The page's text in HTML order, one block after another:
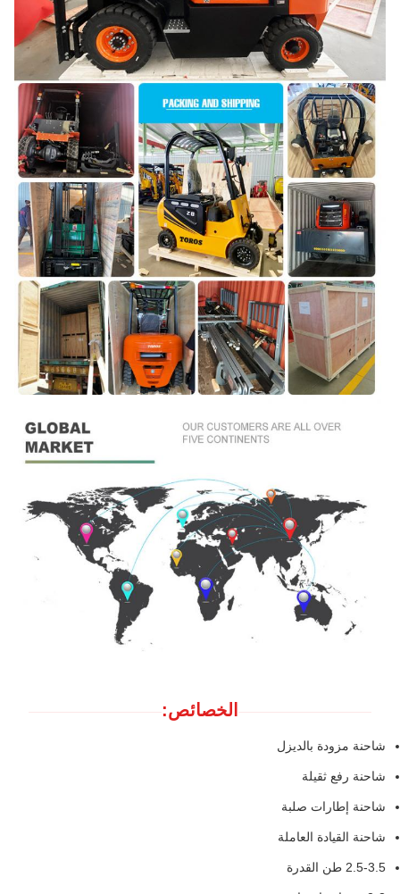
الخصائص:
شاحنة مزودة بالديزل
شاحنة رفع ثقيلة
شاحنة إطارات صلبة
شاحنة القيادة العاملة
2.5-3.5 طن القدرة